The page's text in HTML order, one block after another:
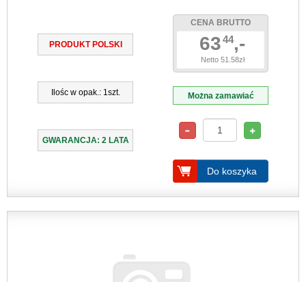
PRODUKT POLSKI
Ilośc w opak.: 1szt.
GWARANCJA: 2 LATA
CENA BRUTTO
6344,-
Netto 51.58zł
Można zamawiać
Do koszyka